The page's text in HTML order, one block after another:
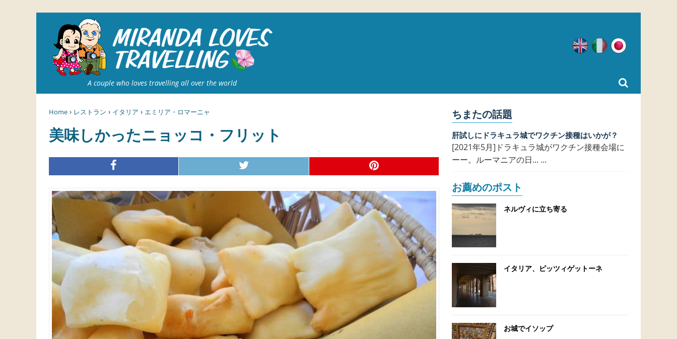
A couple who loves travelling all over the world
英語 イタリア語
Home › レストラン › イタリア › エミリア・ロマーニャ
美味しかったニョッコ・フリット
ちまたの話題
肝試しにドラキュラ城でワクチン接種はいかが？
[2021年5月]ドラキュラ城がワクチン接種会場に
ーー。ルーマニアの日... ...
お薦めのポスト
ネルヴィに立ち寄る
イタリア、ピッツィゲットーネ
お城でイソップ